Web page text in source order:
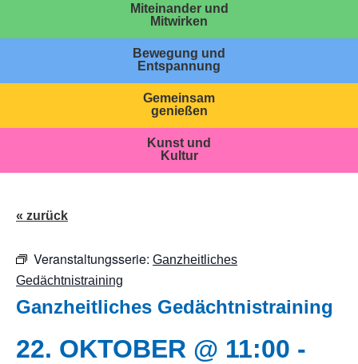
Miteinander und
Mitwirken
Bewegung und
Entspannung
Gemeinsam
genießen
Kunst und
Kultur
« zurück
Veranstaltungsserie: Ganzheitliches
Gedächtnistraining
Ganzheitliches Gedächtnistraining
22. OKTOBER @ 11:00 -